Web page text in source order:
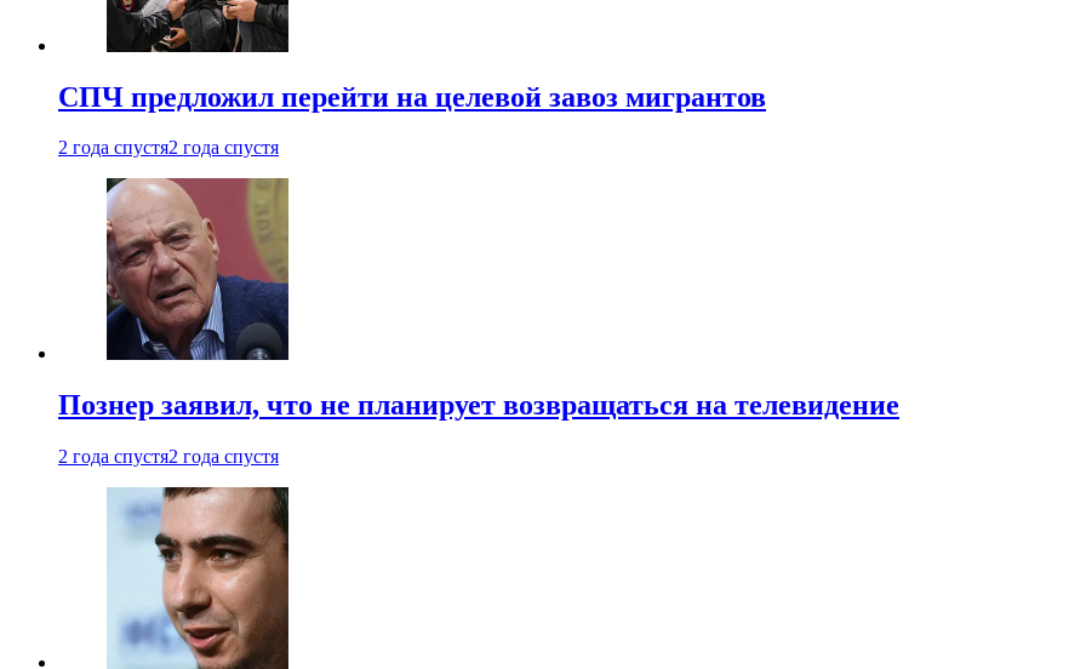
СПЧ предложил перейти на целевой завоз мигрантов
2 года спустя2 года спустя
Познер заявил, что не планирует возвращаться на телевидение
2 года спустя2 года спустя